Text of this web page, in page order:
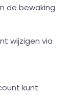
de bewaking
wijzigen via
kunt